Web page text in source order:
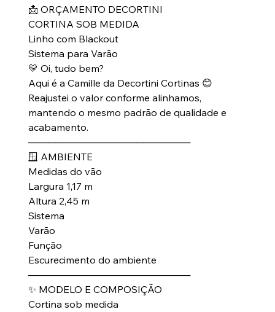
📩 ORÇAMENTO DECORTINI
CORTINA SOB MEDIDA
Linho com Blackout
Sistema para Varão
💛 Oi, tudo bem?
Aqui é a Camille da Decortini Cortinas 😊
Reajustei o valor conforme alinhamos,
mantendo o mesmo padrão de qualidade e
acabamento.
────────────────────────
🪟 AMBIENTE
Medidas do vão
Largura 1,17 m
Altura 2,45 m
Sistema
Varão
Função
Escurecimento do ambiente
────────────────────────
✨ MODELO E COMPOSIÇÃO
Cortina sob medida